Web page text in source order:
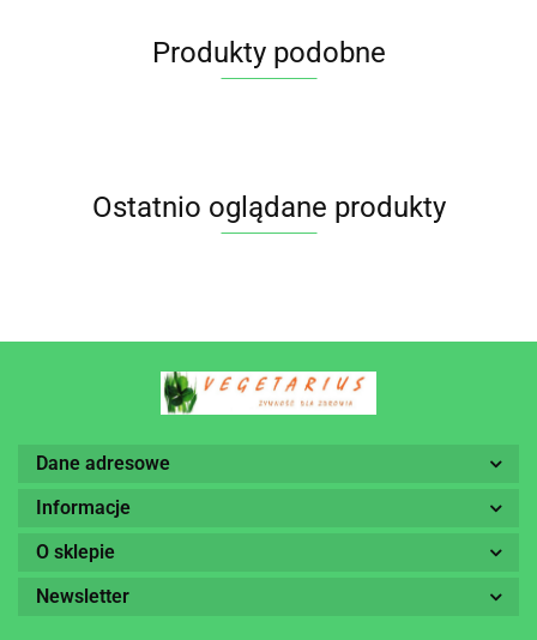
Produkty podobne
Ostatnio oglądane produkty
Dane adresowe
Informacje
O sklepie
Newsletter